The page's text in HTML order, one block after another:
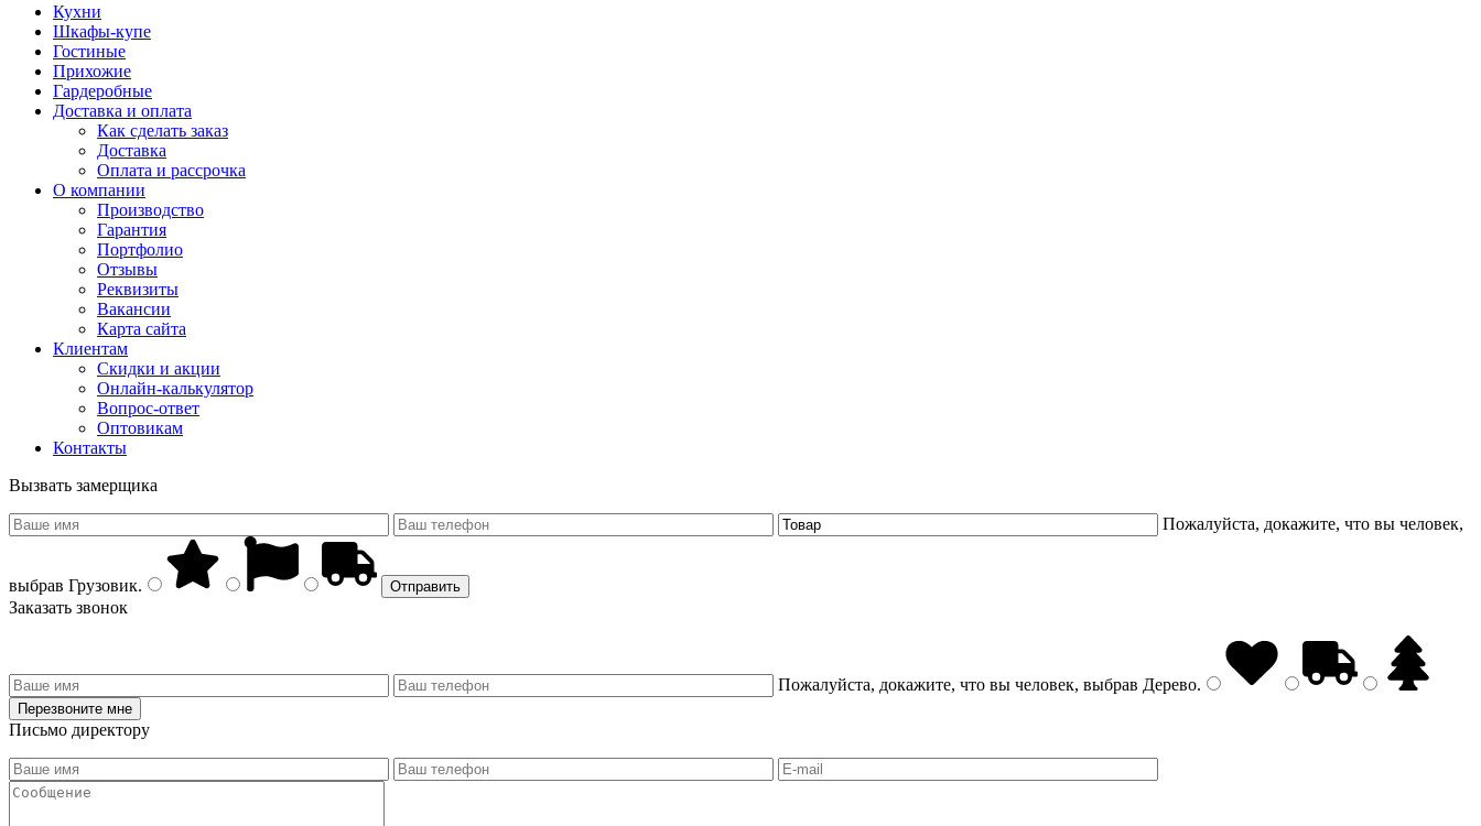
Кухни
Шкафы-купе
Гостиные
Прихожие
Гардеробные
Доставка и оплата
Как сделать заказ
Доставка
Оплата и рассрочка
О компании
Производство
Гарантия
Портфолио
Отзывы
Реквизиты
Вакансии
Карта сайта
Клиентам
Скидки и акции
Онлайн-калькулятор
Вопрос-ответ
Оптовикам
Контакты
Вызвать замерщика
Пожалуйста, докажите, что вы человек,
выбрав Грузовик.
Заказать звонок
Пожалуйста, докажите, что вы человек, выбрав Дерево.
Письмо директору